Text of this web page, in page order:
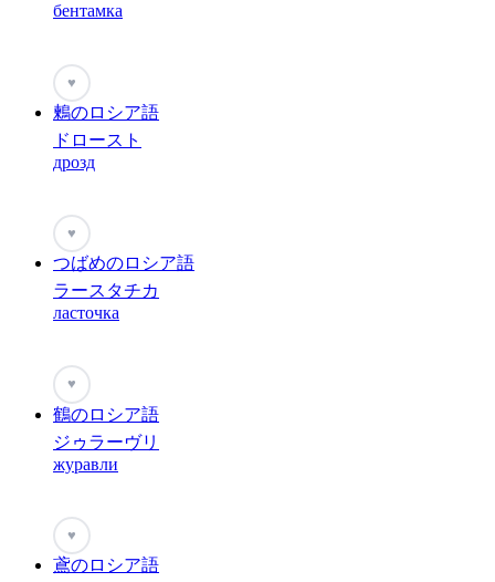
бентамка
♥
鶫のロシア語
ドロースト
дрозд
♥
つばめのロシア語
ラースタチカ
ласточка
♥
鶴のロシア語
ジゥラーヴリ
журавли
♥
鳶のロシア語